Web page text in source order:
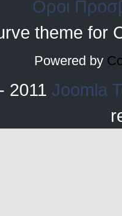
Οροι
theme for
Powered by
2011 Joomla